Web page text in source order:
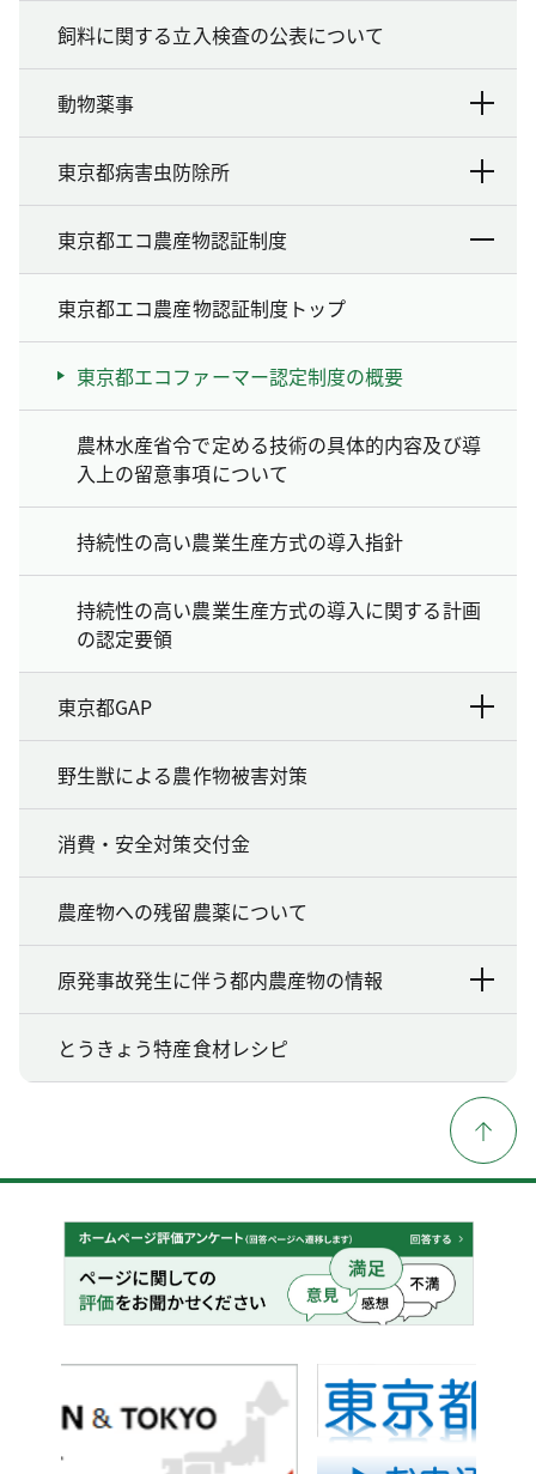
飼料に関する立入検査の公表について
動物薬事
東京都病害虫防除所
東京都エコ農産物認証制度
東京都エコ農産物認証制度トップ
東京都エコファーマー認定制度の概要
農林水産省令で定める技術の具体的内容及び導
入上の留意事項について
持続性の高い農業生産方式の導入指針
持続性の高い農業生産方式の導入に関する計画
の認定要領
東京都GAP
野生獣による農作物被害対策
消費・安全対策交付金
農産物への残留農薬について
原発事故発生に伴う都内農産物の情報
とうきょう特産食材レシピ